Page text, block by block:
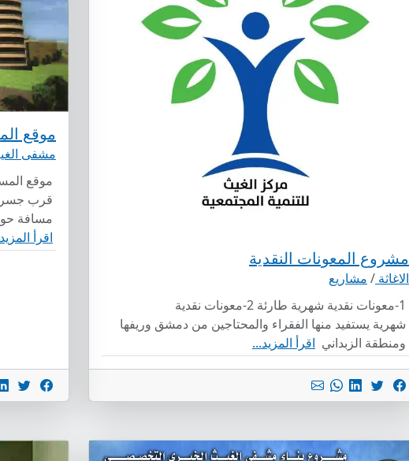
مشروع المعونات النقدية
الاغاثة / مشاريع
1-معونات نقدية شهرية طارئة 2-معونات نقدية
شهرية يستفيد منها الفقراء والمحتاجين من دمشق وريفها
ومنطقة الزبداني اقرأ المزيد...
موقع
مشفى
موقع
قرب جسر
مسافة حوالي (7) كم من مركز
اقرأ